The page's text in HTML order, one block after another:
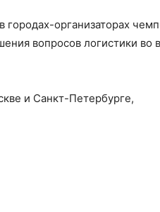
организаторах
вопросов логистики во
и Санкт-Петербурге,